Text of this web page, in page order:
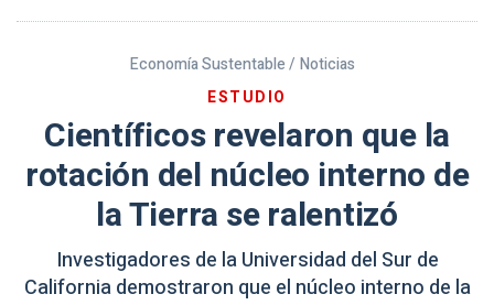
Economía Sustentable / Noticias
ESTUDIO
Científicos revelaron que la
rotación del núcleo interno de
la Tierra se ralentizó
Investigadores de la Universidad del Sur de
California demostraron que el núcleo interno de la